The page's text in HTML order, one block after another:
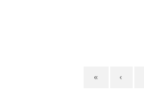
« ‹